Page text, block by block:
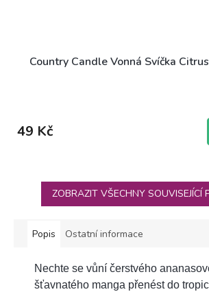
Country Candle Vonná Svíčka
49 Kč
ZOBRAZIT VŠECHNY SOUVISEJÍCÍ
Popis Ostatní informace
Nechte se vůní čerstvého
šťavnatého manga přenést do